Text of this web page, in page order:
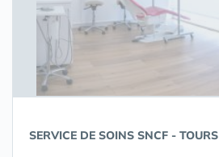
SERVICE DE SOINS SNCF - TOURS